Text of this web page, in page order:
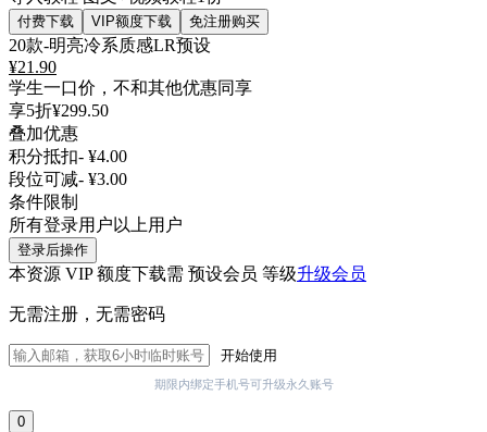
付费下载 VIP额度下载 免注册购买
20款-明亮冷系质感LR预设
¥21.90
学生一口价，不和其他优惠同享
享5折¥299.50
叠加优惠
积分抵扣- ¥4.00
段位可减- ¥3.00
条件限制
所有登录用户以上用户
登录后操作
本资源 VIP 额度下载需 预设会员 等级升级会员
无需注册，无需密码
开始使用
期限内绑定手机号可升级永久账号
0